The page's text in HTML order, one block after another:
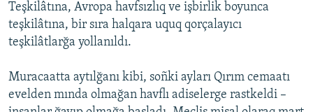
Teşkilâtına, Avropa havfsızlıq ve işbirlik boyunca
teşkilâtına, bir sıra halqara uquq qorçalayıcı
teşkilâtlarğa yollanıldı.
Muracaatta aytılğanı kibi, soñki ayları Qırım cemaatı
evelden mında olmağan havflı adiselerge rastkeldi –